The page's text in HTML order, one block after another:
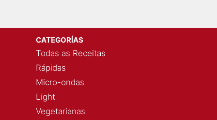
CATEGORÍAS
Todas as Receitas
Rápidas
Micro-ondas
Light
Vegetarianas